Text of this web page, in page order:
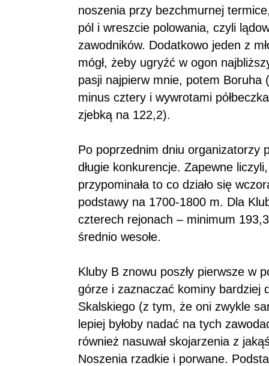
noszenia przy bezchmurnej
pól i wreszcie polowania, czyli
zawodników. Dodatkowo jeden z
mógł, żeby ugryźć w ogon
pasji najpierw mnie, potem Boruha
minus cztery i wywrotami
zjebką na 122,2).
Po poprzednim dniu organizatorzy
długie konkurencje. Zapewne
przypominała to co działo się
podstawy na 1700-1800 m. Dla
czterech rejonach – minimum
średnio wesołe.
Kluby B znowu poszły pierwsze w
górze i zaznaczać kominy bardziej
Skalskiego (z tym, że oni zwykle
lepiej byłoby nadać na tych
również nasuwał skojarzenia z
Noszenia rzadkie i porwane.